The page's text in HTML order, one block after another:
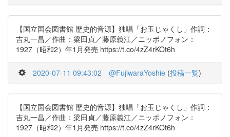
【国立国会図書館 歴史的音源】独唱「お玉じゃくし」作詞：
吉丸一昌／作曲：梁田貞／藤原義江／ニッポノフォン：
1927（昭和2）年1月発売 https://t.co/4zZ4rKOt6h
2020-07-11 09:43:02 @FujiwaraYoshie (投稿一覧)
【国立国会図書館 歴史的音源】独唱「お玉じゃくし」作詞：
吉丸一昌／作曲：梁田貞／藤原義江／ニッポノフォン：
1927（昭和2）年1月発売 https://t.co/4zZ4rKOt6h